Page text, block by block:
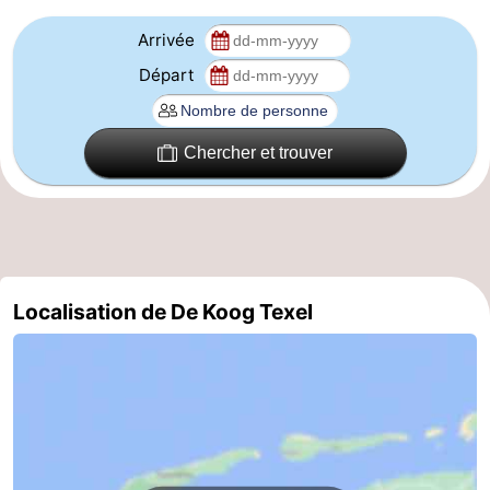
Terrains
-
mini-
guidées
Sports
Piscines
-
Faire
-
Arrivée
Départ
Chercher et trouver
Localisation de De Koog Texel